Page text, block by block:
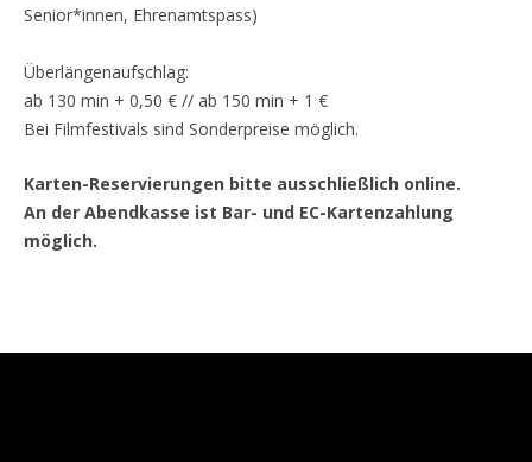
Senior*innen, Ehrenamtspass)
Überlängenaufschlag:
ab 130 min + 0,50 € // ab 150 min + 1 €
Bei Filmfestivals sind Sonderpreise möglich.
Karten-Reservierungen bitte ausschließlich online.
An der Abendkasse ist Bar- und EC-Kartenzahlung
möglich.